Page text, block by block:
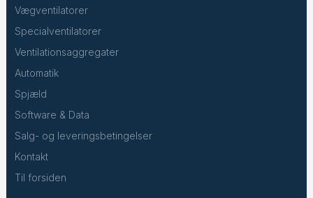
Vægventilatorer
Specialventilatorer
Ventilationsaggregater
Automatik
Spjæld
Software & Data
Salg- og leveringsbetingelser
Kontakt
Til forsiden